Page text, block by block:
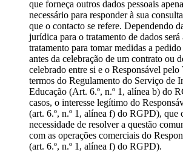
que forneça outros dados pessoais
necessário para responder à sua
que o contacto se refere. Dependendo
jurídica para o tratamento de dados será
tratamento para tomar medidas a
antes da celebração de um contrato ou
celebrado entre si e o Responsável pelo
termos do Regulamento do Serviço de
Educação (Art. 6.º, n.º 1, alínea b) do
casos, o interesse legítimo do
(art. 6.º, n.º 1, alínea f) do RGPD), que
necessidade de resolver a questão
com as operações comerciais do
(art. 6.º, n.º 1, alínea f) do RGPD).